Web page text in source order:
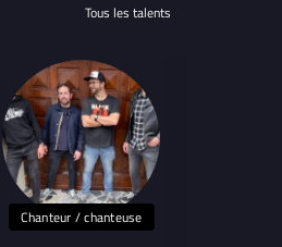
Tous les talents
Chanteur / chanteuse